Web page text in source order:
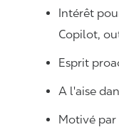
Intérêt
Copilot,
Esprit
A l'aise
Motivé